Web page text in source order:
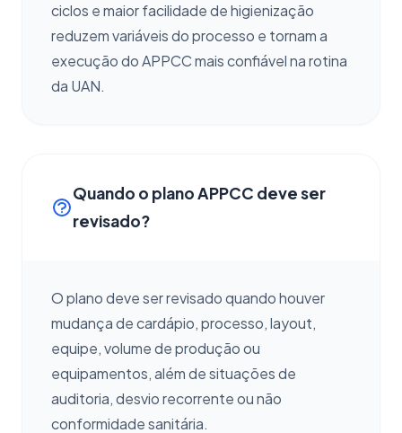
ciclos e maior facilidade de higienização
reduzem variáveis do processo e tornam a
execução do APPCC mais confiável na rotina
da UAN.
Quando o plano APPCC deve ser
revisado?
O plano deve ser revisado quando houver
mudança de cardápio, processo, layout,
equipe, volume de produção ou
equipamentos, além de situações de
auditoria, desvio recorrente ou não
conformidade sanitária.